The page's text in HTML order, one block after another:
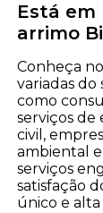
Está
arrimo
Conheça
variadas do
como
serviços de
civil,
ambiental
serviços
satisfação
único e alta